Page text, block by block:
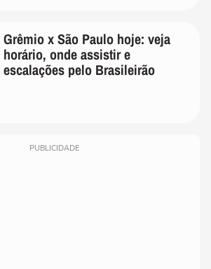
Grêmio x São Paulo hoje: veja
horário, onde assistir e
escalações pelo Brasileirão
PUBLICIDADE